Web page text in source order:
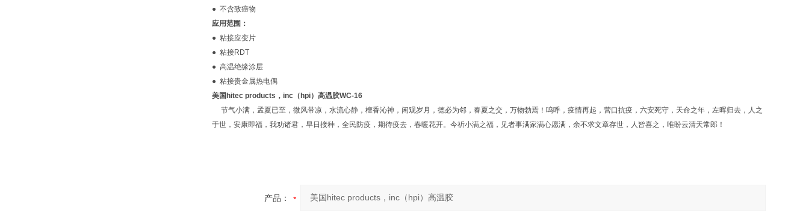
● 不含致癌物
应用范围：
● 粘接应变片
● 粘接RDT
● 高温绝缘涂层
● 粘接贵金属热电偶
美国hitec products，inc（hpi）高温胶WC-16
节气小满，孟夏已至，微风带凉，水流心静，檀香沁神，闲观岁月，德必为邻，春夏之交，万物勃焉！呜呼，疫情再起，营口抗疫，六安死守，天命之年，左晖归去，人之
于世，安康即福，我劝诸君，早日接种，全民防疫，期待疫去，春暖花开。今祈小满之福，见者事满家满心愿满，余不求文章存世，人皆喜之，唯盼云清天常郎！
产品：